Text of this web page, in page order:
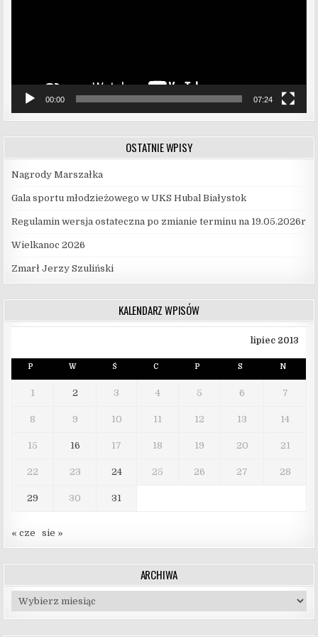
00:00 07:24
OSTATNIE WPISY
Nagrody Marszałka
Gala sportu młodzieżowego w UKS Hubal Białystok
Regulamin wersja ostateczna po zmianie terminu na 19.05.2026r
Wielkanoc 2026
Zmarł Jerzy Szuliński
KALENDARZ WPISÓW
lipiec 2013
P W Ś C P S N
1 2 3 4 5 6 7
8 9 10 11 12 13 14
15 16 17 18 19 20 21
22 23 24 25 26 27 28
29 30 31
« cze sie »
ARCHIWA
Archiwa